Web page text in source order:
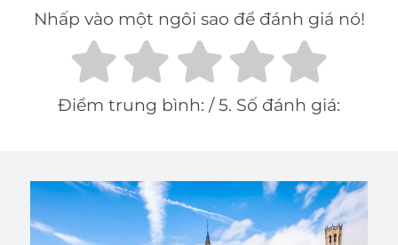
Nhấp vào một ngôi sao để đánh giá nó!
Điểm trung bình: / 5. Số đánh giá: